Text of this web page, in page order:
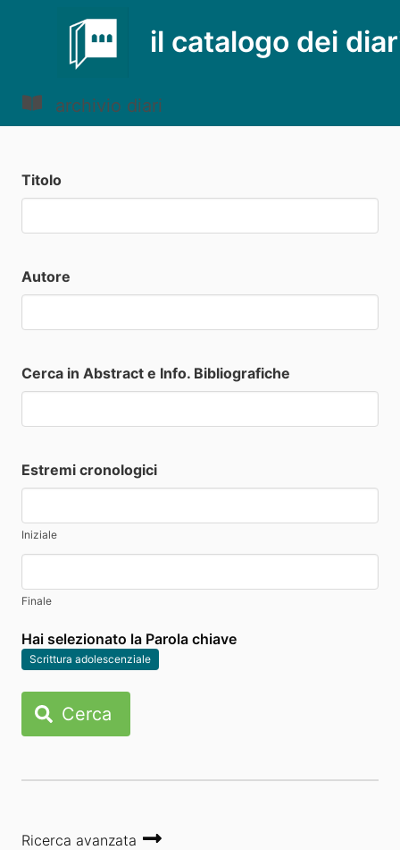
il catalogo dei
archivio diari
Titolo
Autore
Cerca in Abstract e Info. Bibliografiche
Estremi cronologici
Iniziale
Finale
Hai selezionato la Parola chiave
Scrittura adolescenziale
Cerca
Ricerca avanzata